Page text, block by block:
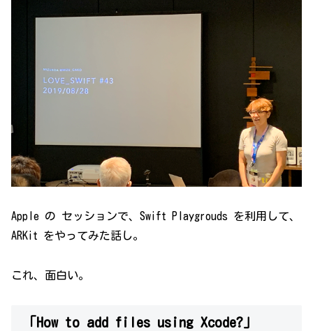
Apple の セッションで、Swift Playgrouds を利用して、
ARKit をやってみた話し。
これ、面白い。
「How to add files using Xcode?」